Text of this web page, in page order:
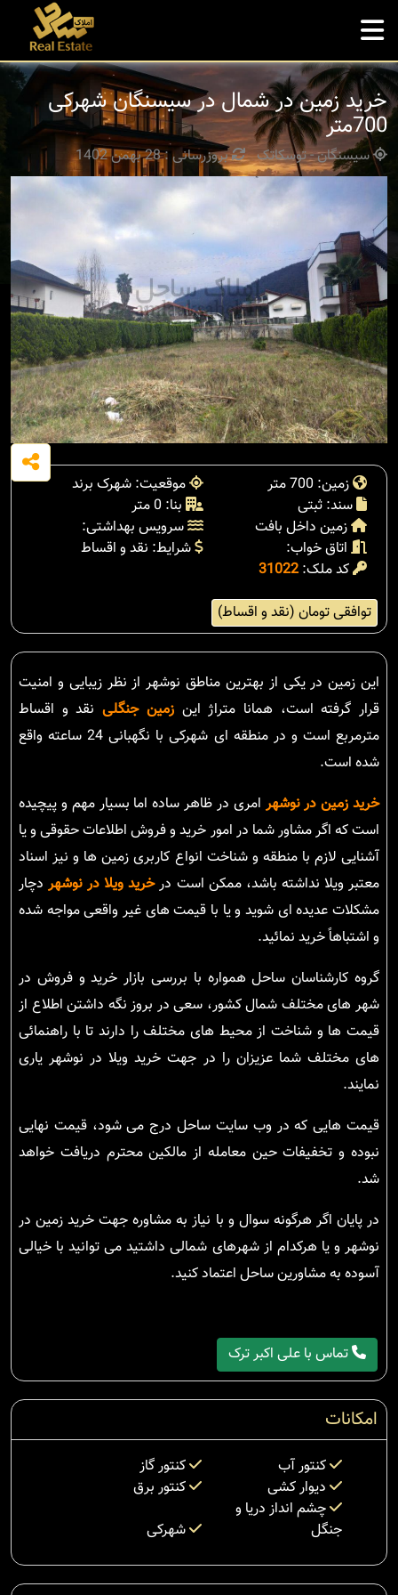
خرید زمین در شمال در سیسنگان شهرکی
700متر
سیسنگان - توسکاتک بروزرسانی : 28 بهمن 1402
زمین: 700 متر
موقعیت: شهرک برند
سند: ثبتی
بنا: 0 متر
زمین داخل بافت
سرویس بهداشتی:
اتاق خواب:
شرایط: نقد و اقساط
کد ملک: 31022
توافقی تومان (نقد و اقساط)
این زمین در یکی از بهترین مناطق نوشهر از نظر زیبایی و امنیت
قرار گرفته است، همانا متراژ اینزمین جنگلینقد و اقساط
مترمربع است و در منطقه ای شهرکی با نگهبانی 24 ساعته واقع
شده است.
خرید زمین در نوشهر امری در ظاهر ساده اما بسیار مهم و پیچیده
است که اگر مشاور شما در امور خرید و فروش اطلاعات حقوقی و یا
آشنایی لازم با منطقه و شناخت انواع کاربری زمین ها و نیز اسناد
معتبر ویلا نداشته باشد، ممکن است درخرید ویلا در نوشهردچار
مشکلات عدیده ای شوید و یا با قیمت های غیر واقعی مواجه شده
و اشتباهاً خرید نمائید.
گروه کارشناسان ساحل همواره با بررسی بازار خرید و فروش در
شهر های مختلف شمال کشور، سعی در بروز نگه داشتن اطلاع از
قیمت ها و شناخت از محیط های مختلف را دارند تا با راهنمائی
های مختلف شما عزیزان را در جهت خرید ویلا در نوشهر یاری
نمایند.
قیمت هایی که در وب سایت ساحل درج می شود، قیمت نهایی
نبوده و تخفیفات حین معامله از مالکین محترم دریافت خواهد
شد.
در پایان اگر هرگونه سوال و با نیاز به مشاوره جهت خرید زمین در
نوشهر و یا هرکدام از شهرهای شمالی داشتید می توانید با خیالی
آسوده به مشاورین ساحل اعتماد کنید.
تماس با علی اکبر ترک
امکانات
کنتور آب
کنتور گاز
دیوار کشی
کنتور برق
چشم انداز دریا و
جنگل
شهرکی